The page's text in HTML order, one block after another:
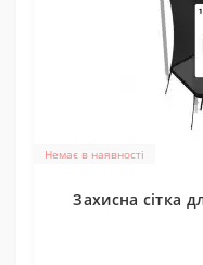
Немає в наявності
Захисна сітка